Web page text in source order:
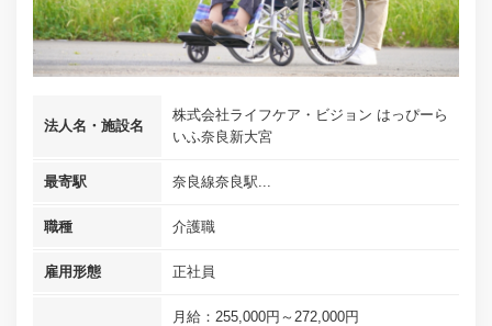
法人名・施設名
株式会社ライフケア・ビジョン はっぴーら
いふ奈良新大宮
最寄駅 奈良線奈良駅...
職種 介護職
雇用形態 正社員
月給：255,000円～272,000円